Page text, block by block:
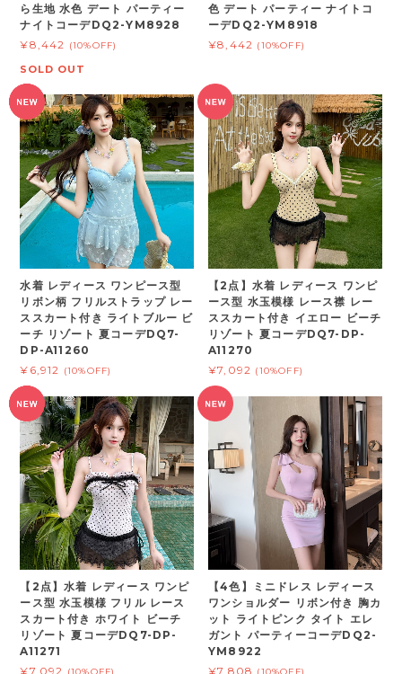
ら生地 水色 デート パーティー
ナイトコーデDQ2-YM8928
¥8,442
(10%OFF)
SOLD OUT
色 デート パーティー ナイトコ
ーデDQ2-YM8918
¥8,442 (10%OFF)
水着 レディース ワンピース型
リボン柄 フリルストラップ レー
ススカート付き ライトブルー ビ
ーチ リゾート 夏コーデDQ7-
DP-A11260
¥6,912
(10%OFF)
【2点】水着 レディース ワンピ
ース型 水玉模様 レース襟 レー
ススカート付き イエロー ビーチ
リゾート 夏コーデDQ7-DP-
A11270
¥7,092 (10%OFF)
【2点】水着 レディース ワンピ
ース型 水玉模様 フリル レース
スカート付き ホワイト ビーチ
リゾート 夏コーデDQ7-DP-
A11271
¥7,092
【4色】ミニドレス レディース
ワンショルダー リボン付き 胸カ
ット ライトピンク タイト エレ
ガント パーティーコーデDQ2-
YM8922
¥7,808